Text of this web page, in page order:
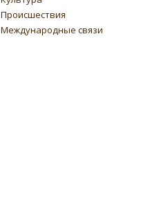
Происшествия
Международные связи